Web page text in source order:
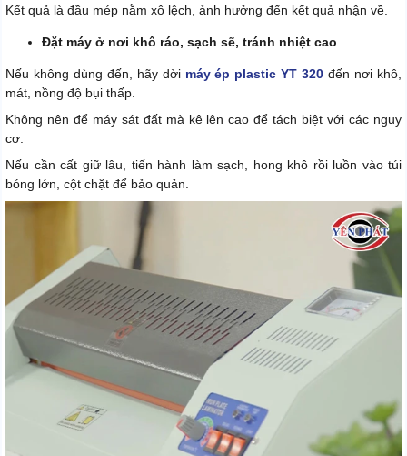
Kết quả là đầu mép nằm xô lệch, ảnh hưởng đến kết quả nhận về.
Đặt máy ở nơi khô ráo, sạch sẽ, tránh nhiệt cao
Nếu không dùng đến, hãy dời máy ép plastic YT 320 đến nơi khô,
mát, nồng độ bụi thấp.
Không nên để máy sát đất mà kê lên cao để tách biệt với các nguy
cơ.
Nếu cần cất giữ lâu, tiến hành làm sạch, hong khô rồi luồn vào túi
bóng lớn, cột chặt để bảo quản.